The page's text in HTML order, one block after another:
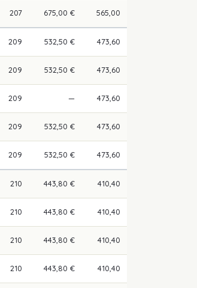
207 675,00 € 565,00
209 532,50 € 473,60
209 532,50 € 473,60
209 — 473,60
209 532,50 € 473,60
209 532,50 € 473,60
210 443,80 € 410,40
210 443,80 € 410,40
210 443,80 € 410,40
210 443,80 € 410,40